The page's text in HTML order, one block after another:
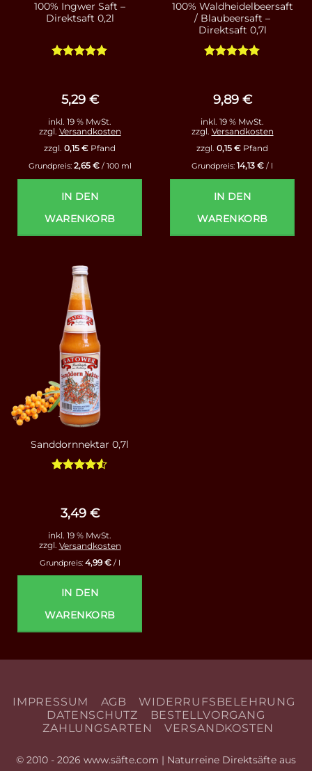
100% Ingwer Saft –
Direktsaft 0,2l
5,29 €
inkl. 19 % MwSt.
zzgl. Versandkosten
zzgl. 0,15 € Pfand
Grundpreis: 2,65 €/ 100 ml
IN DEN
WARENKORB
100% Waldheidelbeersaft
/ Blaubeersaft –
Direktsaft 0,7l
9,89 €
inkl. 19 % MwSt.
zzgl. Versandkosten
zzgl. 0,15 € Pfand
Grundpreis: 14,13 € / l
IN DEN
WARENKORB
Sanddornnektar 0,7l
3,49 €
inkl. 19 % MwSt.
zzgl. Versandkosten
Grundpreis: 4,99€/ l
IN DEN
WARENKORB
IMPRESSUM AGB
WIDERRUFSBELEHRUNG
DATENSCHUTZ
BESTELLVORGANG
ZAHLUNGSARTEN
VERSANDKOSTEN
© 2010 - 2026 www.säfte.com | Naturreine Direktsäfte aus